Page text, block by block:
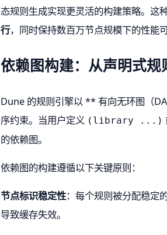
态规则生成实现更灵活的构建策略。这
行，同时保持数百万节点规模下的性能
依赖图构建：从声明式规
Dune 的规则引擎以 ** 有向无环图（
序约束。当用户定义 (library ...)
的依赖图。
依赖图的构建遵循以下关键原则：
节点标识稳定性：每个规则被分配稳定
导致缓存失效。